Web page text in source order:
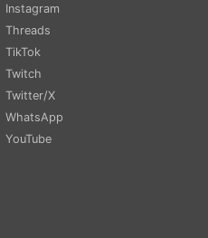
Instagram
Threads
TikTok
Twitch
Twitter/X
WhatsApp
YouTube